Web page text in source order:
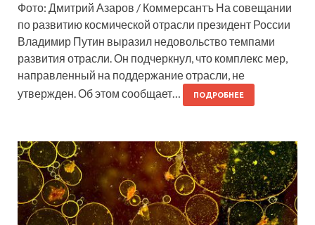
Фото: Дмитрий Азаров / Коммерсантъ На совещании
по развитию космической отрасли президент России
Владимир Путин выразил недовольство темпами
развития отрасли. Он подчеркнул, что комплекс мер,
направленный на поддержание отрасли, не
утвержден. Об этом сообщает…
ПОДРОБНЕЕ